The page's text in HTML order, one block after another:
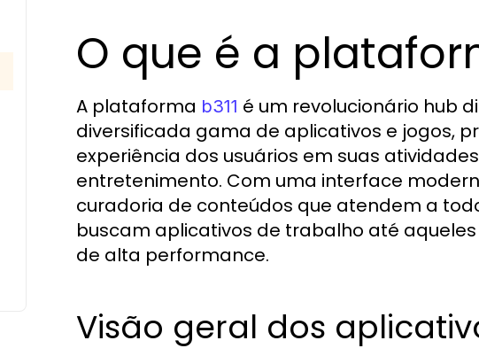
O que é a
A plataforma b311 é um revolucionário hub
diversificada gama de aplicativos e jogos,
experiência dos usuários em suas
entretenimento. Com uma interface
curadoria de conteúdos que atendem a
buscam aplicativos de trabalho até
de alta performance.
Visão geral dos